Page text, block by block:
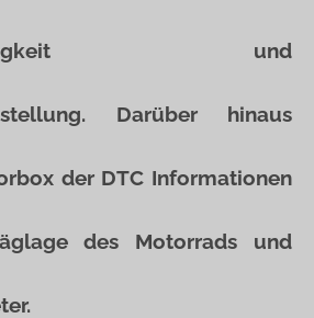
und
Darüber hinaus
der DTC Informationen
des Motorrads und